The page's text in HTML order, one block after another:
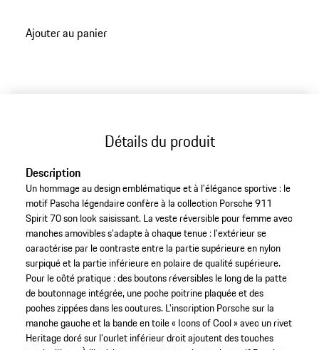
Ajouter au panier
Détails du produit
Description
Un hommage au design emblématique et à l'élégance sportive : le
motif Pascha légendaire confère à la collection Porsche 911
Spirit 70 son look saisissant. La veste réversible pour femme avec
manches amovibles s'adapte à chaque tenue : l'extérieur se
caractérise par le contraste entre la partie supérieure en nylon
surpiqué et la partie inférieure en polaire de qualité supérieure.
Pour le côté pratique : des boutons réversibles le long de la patte
de boutonnage intégrée, une poche poitrine plaquée et des
poches zippées dans les coutures. L'inscription Porsche sur la
manche gauche et la bande en toile « Icons of Cool » avec un rivet
Heritage doré sur l'ourlet inférieur droit ajoutent des touches